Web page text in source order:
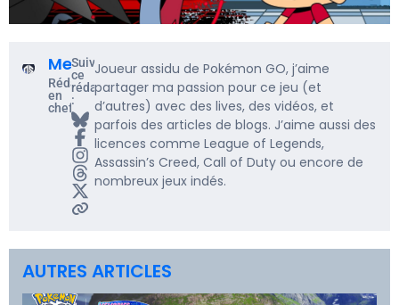
Me5rine_
Rédacteur
en
chef
Suivre
ce
rédacteur
:
Joueur assidu de Pokémon GO, j’aime
partager ma passion pour ce jeu (et
d’autres) avec des lives, des vidéos, et
parfois des articles de blogs. J’aime aussi des
licences comme League of Legends,
Assassin’s Creed, Call of Duty ou encore de
nombreux jeux indés.
AUTRES ARTICLES